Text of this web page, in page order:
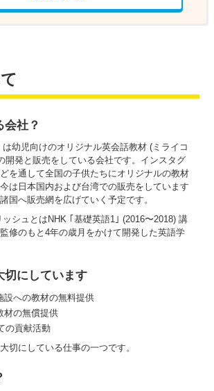
社？
幼児向けのオリジナル英会話教材 (ミライコ
開発と販売をしている会社です。インスタグ
を通して全国の子供たちにオリジナルの教材
は日本国内および台湾での販売をしています
国へ販売網を広げていく予定です。
ッシュとはNHK ｢基礎英語1｣ (2016〜2018) 講
修のもと4年の歳月をかけて開発した英語学
にしています
設への教材の無料提供
材の無償提供
の貢献活動
切にしている仕事の一つです。